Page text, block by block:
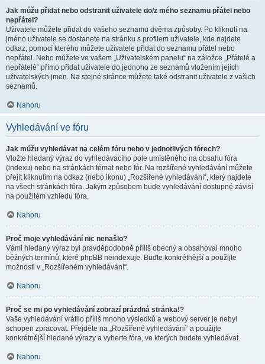
Jak můžu přidat nebo odstranit uživatele do/z mého seznamu přátel nebo
nepřátel?
Uživatele můžete přidat do vašeho seznamu dvěma způsoby. Po kliknutí na
jméno uživatele se dostanete na stránku s profilem uživatele, kde najdete
odkaz, pomocí kterého můžete uživatele přidat do seznamu přátel nebo
nepřátel. Nebo můžete ve vašem „Uživatelském panelu“ na záložce „Přátelé a
nepřátelé“ přímo přidat uživatele do jednoho ze seznamů vložením jejich
uživatelských jmen. Na stejné stránce můžete také odstranit uživatele z vašich
seznamů.
Nahoru
Vyhledávání ve fóru
Jak můžu vyhledávat na celém fóru nebo v jednotlivých fórech?
Vložte hledaný výraz do vyhledávacího pole umístěného na obsahu fóra
(indexu) nebo na stránkách témat nebo fór. Na rozšířené vyhledávání můžete
přejít kliknutím na odkaz (nebo ikonu) „Rozšířené vyhledávání“, který najdete
na všech stránkách fóra. Jakým způsobem bude vyhledávání dostupné závisí
na použitém vzhledu fóra.
Nahoru
Proč moje vyhledávání nic nenašlo?
Vámi hledaný výraz byl pravděpodobně příliš obecný a obsahoval mnoho
běžných termínů, které phpBB neindexuje. Buďte konkrétnější a použijte
možnosti v „Rozšířeném vyhledávání“.
Nahoru
Proč se mi po vyhledávání zobrazí prázdná stránka!?
Vaše vyhledávání vrátilo příliš mnoho výsledků a webový server je nebyl
schopen zpracovat. Přejděte na „Rozšířené vyhledávání“ a použijte
konkrétnější hledané výrazy a vyberte fóra, ve kterých budete vyhledávat.
Nahoru